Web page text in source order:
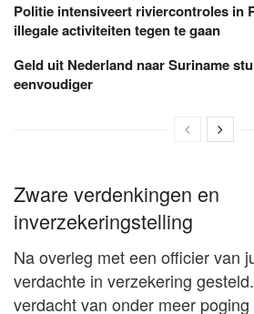
Politie intensiveert riviercontroles in
illegale activiteiten tegen te gaan
Geld uit Nederland naar Suriname
eenvoudiger
Zware verdenkingen en
inverzekeringstelling
Na overleg met een officier van
verdachte in verzekering
verdacht van onder meer